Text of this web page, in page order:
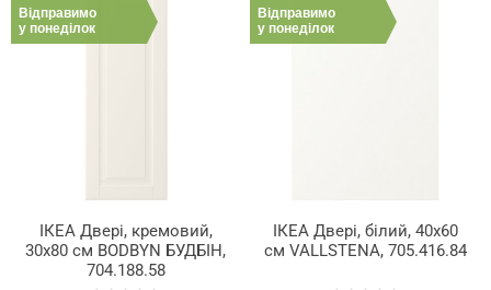
Відправимо
у понеділок
ІКЕА Двері, кремовий,
30x80 см BODBYN БУДБІН,
704.188.58
Відправимо
у понеділок
ІКЕА Двері, білий, 40x60
см VALLSTENA, 705.416.84